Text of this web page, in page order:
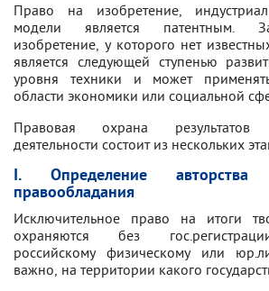
Право на изобретение,
модели является патентным.
изобретение, у которого нет
является следующей ступенью
уровня техники и может
области экономики или социальной
Правовая охрана результатов
деятельности состоит из нескольких
I. Определение
правообладания
Исключительное право на итоги
охраняются без
российскому физическому или
важно, на территории какого